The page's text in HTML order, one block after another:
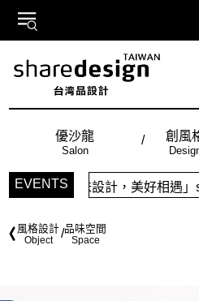
優沙龍
Salon
創風
EVENTS
味設計，美好相遇」
風格設計
Object
品味空間
Space